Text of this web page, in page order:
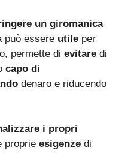
un giromanica
può essere utile per
permette di evitare di
capo di
denaro e riducendo
i propri
proprie esigenze di